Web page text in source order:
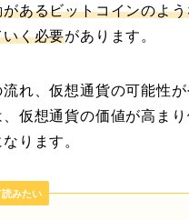
あるビットコインのよ
く必要があります。
れ、仮想通貨の可能性
仮想通貨の価値が高ま
ります。
みたい